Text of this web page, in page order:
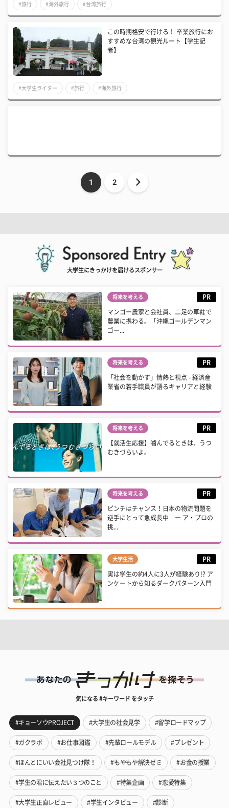
#旅行 #海外旅行 #台湾旅行
この時期格安で行ける！ 卒業旅行にお
すすめな台湾の観光ルート【学生記
者】
#大学生ライター #旅行 #海外旅行
1 2
大学生にきっかけを届けるスポンサー
将来を考える PR
マンゴー農家と会社員、二足の草鞋で
農業に携わる。「沖縄ゴールデンマン
ゴー...
将来を考える PR
「社会を動かす」情熱と視点 - 経済産
業省の若手職員が語るキャリアと経験
将来を考える PR
【就活生応援】噛んでるときは、うつ
むきづらいよ。
将来を考える PR
ピンチはチャンス！日本の物流問題を
逆手にとって急成長中 ー ア・プロの
挑...
大学生活 PR
実は学生の約4人に3人が経験あり!? ア
ンケートから知るダークパターン入門
気になる #キーワード をタッチ
#キョーソウPROJECT #大学生の社会見学 #留学ロードマップ
#ガクラボ #お仕事図鑑 #先輩ロールモデル #プレゼント
#ほんとにいい会社見つけ隊！ #もやもや解決ゼミ #お金の授業
#学生の君に伝えたい３つのこと #特集企画 #恋愛特集
#大学生正直レビュー #学生インタビュー #診断